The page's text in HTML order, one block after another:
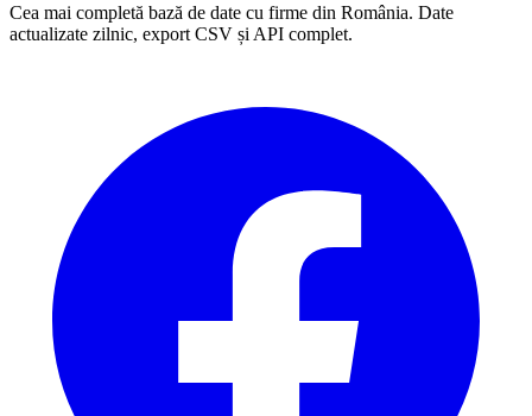
Cea mai completă bază de date cu firme din România. Date
actualizate zilnic, export CSV și API complet.